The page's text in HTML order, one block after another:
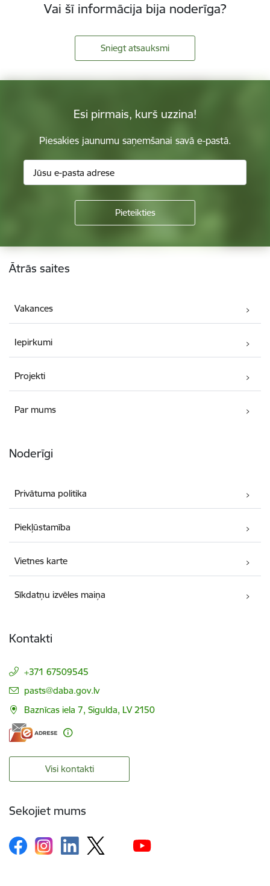
Vai šī informācija bija noderīga?
Sniegt atsauksmi
Esi pirmais, kurš uzzina!
Piesakies jaunumu saņemšanai savā e-pastā.
Kājene
Ātrās saites
Vakances
Iepirkumi
Projekti
Par mums
Noderīgi
Privātuma politika
Piekļūstamība
Vietnes karte
Sīkdatņu izvēles maiņa
Kontakti
+371 67509545
E-pasts:
pasts@daba.gov.lv
Baznīcas iela 7, Sigulda, LV 2150
Visi kontakti
Sekojiet mums